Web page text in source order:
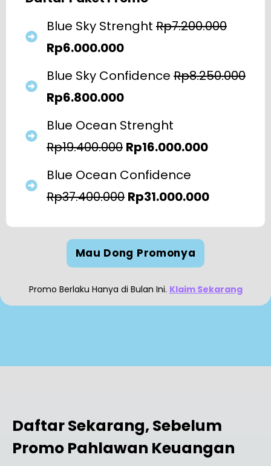
Blue Sky Strenght Rp7.200.000
Rp6.000.000
Blue Sky Confidence Rp8.250.000
Rp6.800.000
Blue Ocean Strenght
Rp19.400.000 Rp16.000.000
Blue Ocean Confidence
Rp37.400.000 Rp31.000.000
Mau Dong Promonya
Promo Berlaku Hanya di Bulan Ini. Klaim Sekarang
Daftar Sekarang, Sebelum
Promo Pahlawan Keuangan